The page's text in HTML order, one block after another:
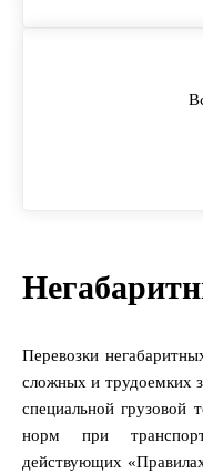
Перевозки
сложных и трудоемких
специальной грузовой
норм при
действующих